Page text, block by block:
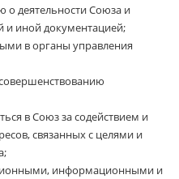
о деятельности Союза и
и иной документацией;
в органы управления
в Союз за содействием и
связанных с целями и
информационными и